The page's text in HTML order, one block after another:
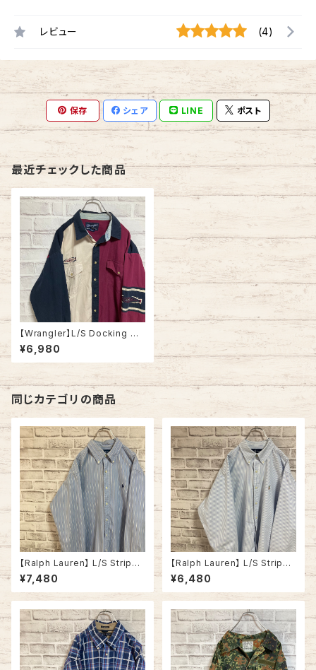
レビュー (4)
保存 シェア LINE ポスト
最近チェックした商品
【Wrangler】L/S Docking We
stern Shirt XL ドッキングシャ
ツ ウエスタンシャツ マルチカラ
ー 切替 ビッグシルエット オーバ
ーサイズ ゆるだぼ 長袖シャツ
USA アメリカ 古着
¥6,980
同じカテゴリの商品
【Ralph Lauren】 L/S Stripe
BD Shirt L 90s vintage blu
e ラルフローレン ストライプ BD
シャツ ボタンダウン 長袖 ポニ
カ USA 古着
¥7,480
【Ralph Lauren】 L/S Stripe
BD Shirt L 90s vintage ラル
フローレン ストライプ BDシャツ
ボタンダウン 長袖 ポニーロゴ
古着
¥6,480